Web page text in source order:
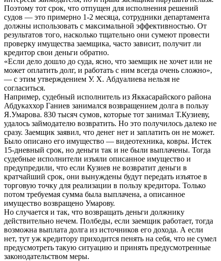
Поэтому тот срок, что отпущен для исполнения решений
судов — это примерно 1-2 месяца, сотрудники департамента
должны использовать с максимальной эффективностью. От
результатов того, насколько тщательно они сумеют провести
проверку имущества заемщика, часто зависит, получит ли
кредитор свои деньги обратно.
«Если дело дошло до суда, ясно, что заемщик не хочет или не
может оплатить долг, и работать с ним всегда очень сложно»,
— с этим утверждением У. Х. Абдуалиева нельзя не
согласиться.
Например, судебный исполнитель из Яккасарайского района
Абдукаххор Ганиев занимался возвращением долга в пользу
Я.Умарова. 830 тысяч сумов, которые тот занимал Т.Кузиеву,
удалось займодателю возвратить. Но это получилось далеко не
сразу. Заемщик заявил, что денег нет и заплатить он не может.
Было описано его имущество — видеотехника, ковры. Истек
15-дневный срок, но деньги так и не были выплачены. Тогда
судебные исполнители изъяли описанное имущество и
предупредили, что если Кузиев не возвратит деньги в
кратчайший срок, они вынуждены будут передать изъятое в
торговую точку для реализации в пользу кредитора. Только
потом требуемая сумма была выплачена, а описанное
имущество возвращено Умарову.
Но случается и так, что возвращать деньги должнику
действительно нечем. Полбеды, если заемщик работает, тогда
возможна выплата долга из источников его дохода. А если
нет, тут уж кредитору приходится пенять на себя, что не сумел
предусмотреть такую ситуацию и принять предусмотренные
законодательством меры.